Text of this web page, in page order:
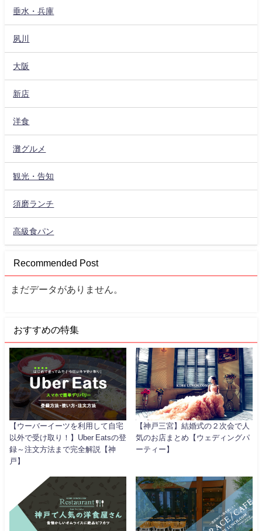
垂水・兵庫
夙川
大阪
新店
洋食
灘グルメ
観光・告知
須磨ランチ
高級食パン
Recommended Post
まだデータがありません。
おすすめの特集
【ウーバーイーツを利用して自宅
以外で受け取り！】Uber Eatsの登
録～注文方法まで完全解説【神
戸】
【神戸三宮】結婚式の２次会で人
気のお店まとめ【ウェディングパ
ーティー】